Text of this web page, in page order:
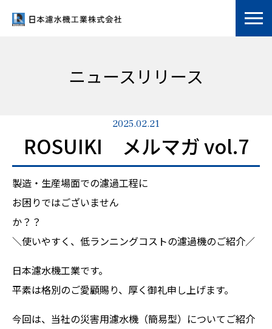
ニュースリリース
2025.02.21
ROSUIKI メルマガ vol.7
製造・生産場面での濾過工程に
お困りではございません
か？
＼使いやすく、低ランニングコストの濾過機のご紹介／
日本濾水機工業です。
平素は格別のご愛顧賜り、厚く御礼申し上げます。
今回は、当社の災害用濾水機（簡易型）についてご紹介